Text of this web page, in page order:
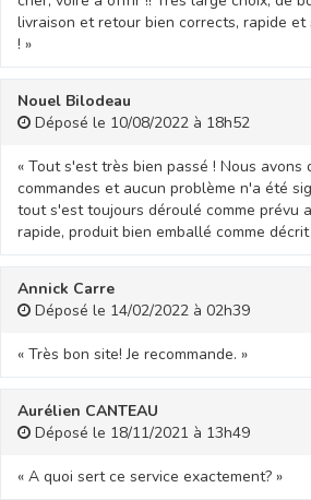
livraison et retour bien corrects, rapide
! »
Nouel Bilodeau
Déposé le 10/08/2022 à 18h52
« Tout s'est très bien passé ! Nous avons
commandes et aucun problème n'a été
tout s'est toujours déroulé comme prévu
rapide, produit bien emballé comme
Annick Carre
Déposé le 14/02/2022 à 02h39
« Très bon site! Je recommande. »
Aurélien CANTEAU
Déposé le 18/11/2021 à 13h49
« A quoi sert ce service exactement? »